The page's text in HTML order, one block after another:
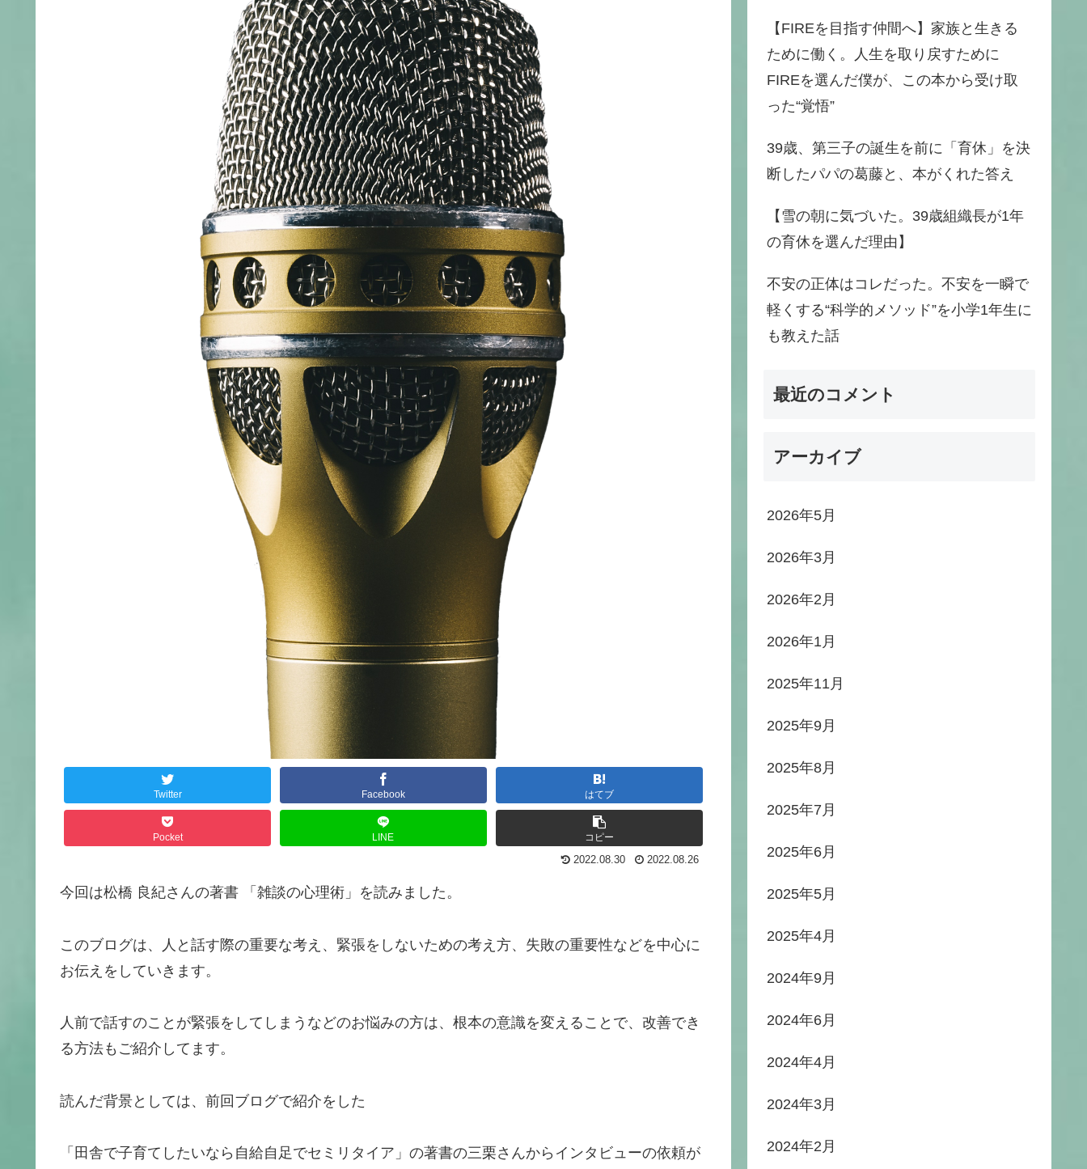
Twitter Facebook はてブ
Pocket LINE コピー
2022.08.30 2022.08.26
今回は松橋 良紀さんの著書 「雑談の心理術」を読みました。
このブログは、人と話す際の重要な考え、緊張をしないための考え方、失敗の重要性などを中心に
お伝えをしていきます。
人前で話すのことが緊張をしてしまうなどのお悩みの方は、根本の意識を変えることで、改善でき
る方法もご紹介してます。
読んだ背景としては、前回ブログで紹介をした
「田舎で子育てしたいなら自給自足でセミリタイア」の著書の三栗さんからインタビューの依頼が
【FIREを目指す仲間へ】家族と生きる
ために働く。人生を取り戻すために
FIREを選んだ僕が、この本から受け取
った“覚悟”
39歳、第三子の誕生を前に「育休」を決
断したパパの葛藤と、本がくれた答え
【雪の朝に気づいた。39歳組織長が1年
の育休を選んだ理由】
不安の正体はコレだった。不安を一瞬で
軽くする“科学的メソッド”を小学1年生に
も教えた話
最近のコメント
アーカイブ
2026年5月
2026年3月
2026年2月
2026年1月
2025年11月
2025年9月
2025年8月
2025年7月
2025年6月
2025年5月
2025年4月
2024年9月
2024年6月
2024年4月
2024年3月
2024年2月